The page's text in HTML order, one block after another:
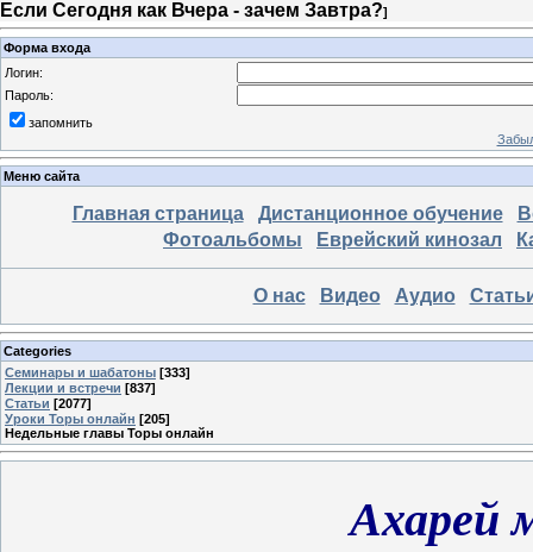
Если Сегодня как Вчера - зачем Завтра?]
Форма входа
Логин:
Пароль:
запомнить
Меню сайта
Главная страница Дистанционное обучение
Фотоальбомы
Еврейский кинозал
О нас Видео Аудио
Categories
Семинары и шабатоны [333]
Лекции и встречи [837]
Статьи [2077]
Уроки Торы онлайн [205]
Недельные главы Торы онлайн
Ахарей